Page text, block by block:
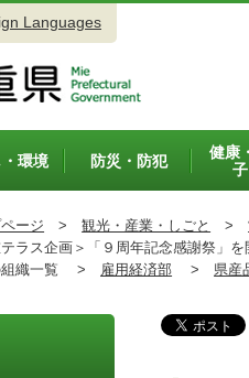
Languages
・環境 防災・防犯
健康
ージ > 観光・産業・しごと >
ラス企画＞「９周年記念感謝祭」
織一覧 > 雇用経済部 > 県産